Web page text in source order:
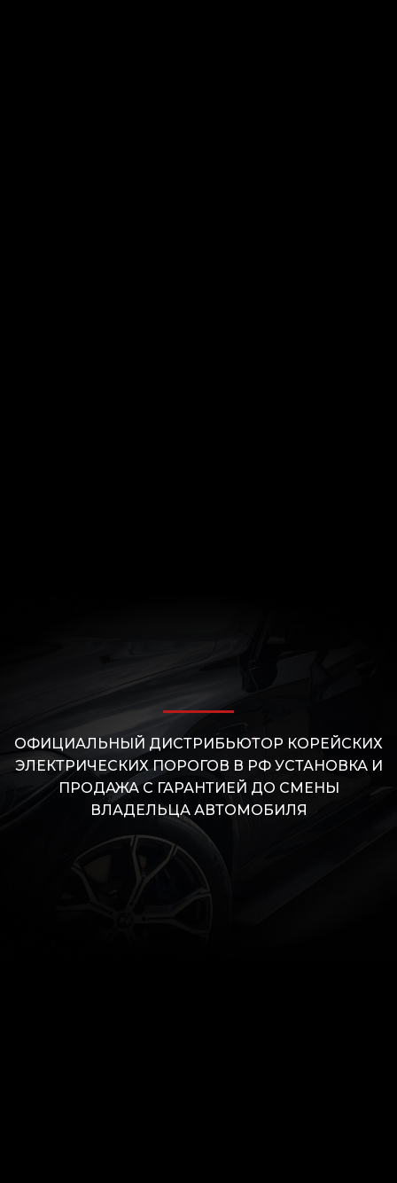
ОФИЦИАЛЬНЫЙ ДИСТРИБЬЮТОР КОРЕЙСКИХ
ЭЛЕКТРИЧЕСКИХ ПОРОГОВ В РФ УСТАНОВКА И
ПРОДАЖА С ГАРАНТИЕЙ ДО СМЕНЫ
ВЛАДЕЛЬЦА АВТОМОБИЛЯ